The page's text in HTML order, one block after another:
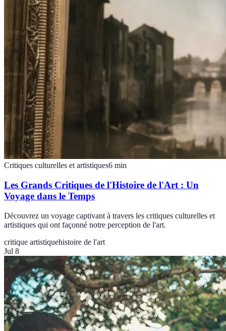
Critiques culturelles et artistiques6 min
Les Grands Critiques de l'Histoire de l'Art : Un
Voyage dans le Temps
Découvrez un voyage captivant à travers les critiques culturelles et
artistiques qui ont façonné notre perception de l'art.
critique artistiquehistoire de l'art
Jul 8